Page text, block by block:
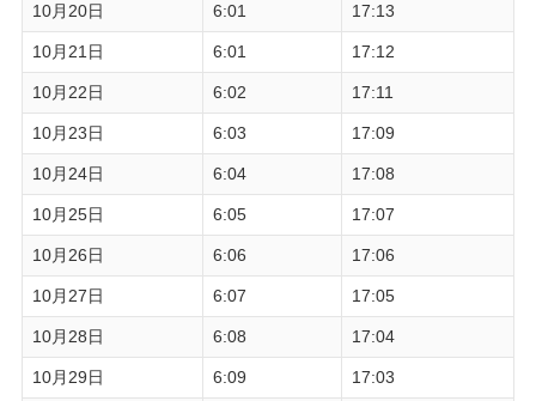
10月20日 6:01 17:13
10月21日 6:01 17:12
10月22日 6:02 17:11
10月23日 6:03 17:09
10月24日 6:04 17:08
10月25日 6:05 17:07
10月26日 6:06 17:06
10月27日 6:07 17:05
10月28日 6:08 17:04
10月29日 6:09 17:03